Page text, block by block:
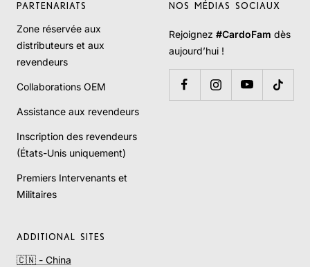
PARTENARIATS
Zone réservée aux
distributeurs et aux
revendeurs
Collaborations OEM
Assistance aux revendeurs
Inscription des revendeurs
(États-Unis uniquement)
Premiers Intervenants et
Militaires
NOS MÉDIAS SOCIAUX
Rejoignez #CardoFam dès
aujourd’hui !
ADDITIONAL SITES
🇨🇳 - China